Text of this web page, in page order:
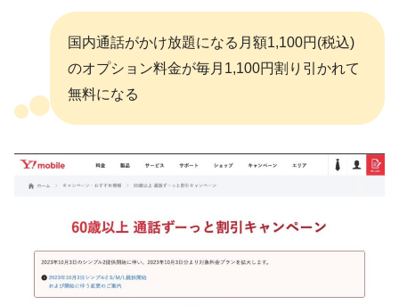
国内通話がかけ放題になる月額1,100円(税込)
のオプション料金が毎月1,100円割り引かれて
無料になる